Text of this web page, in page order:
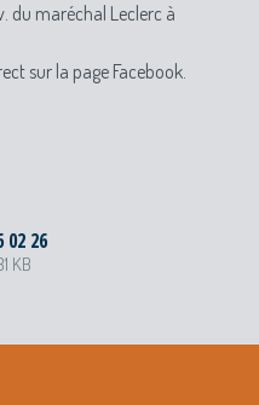
du maréchal Leclerc à
sur la page Facebook.
02 26
KB